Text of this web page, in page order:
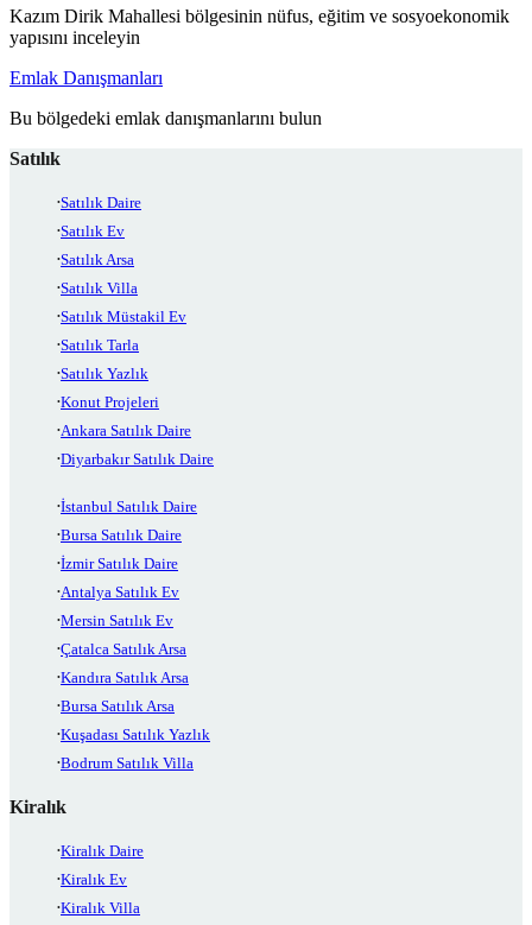
Kazım Dirik Mahallesi bölgesinin nüfus, eğitim ve sosyoekonomik
yapısını inceleyin
Emlak Danışmanları
Bu bölgedeki emlak danışmanlarını bulun
Satılık
Satılık Daire
Satılık Ev
Satılık Arsa
Satılık Villa
Satılık Müstakil Ev
Satılık Tarla
Satılık Yazlık
Konut Projeleri
Ankara Satılık Daire
Diyarbakır Satılık Daire
İstanbul Satılık Daire
Bursa Satılık Daire
İzmir Satılık Daire
Antalya Satılık Ev
Mersin Satılık Ev
Çatalca Satılık Arsa
Kandıra Satılık Arsa
Bursa Satılık Arsa
Kuşadası Satılık Yazlık
Bodrum Satılık Villa
Kiralık
Kiralık Daire
Kiralık Ev
Kiralık Villa